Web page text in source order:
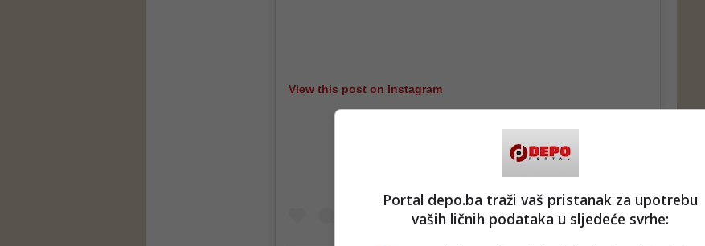
View this post on Instagram
Portal depo.ba traži vaš pristanak za upotrebu
vaših ličnih podataka u sljedeće svrhe: